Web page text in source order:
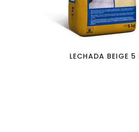
favorite_border visibility
LECHADA BEIGE 5